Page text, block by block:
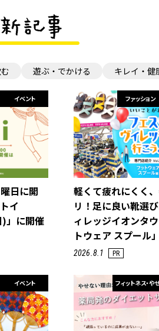
遊ぶ・でかける キレイ・健
イベント
日に開
イ
」に開催
ファッション
軽くて疲れにくく
リ！足に良い靴選
ィレッジイオンタ
トウェア スプール
2026.8.1 PR
イベント フィットネス・や